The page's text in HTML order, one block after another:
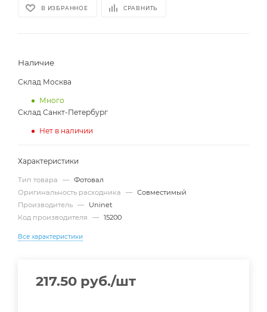
В ИЗБРАННОЕ СРАВНИТЬ
Наличие
Склад Москва
Много
Склад Санкт-Петербург
Нет в наличии
Характеристики
Тип товара — Фотовал
Оригинальность расходника
— Совместимый
Производитель —
Uninet
Код производителя
— 15200
Все характеристики
217.50 руб./шт